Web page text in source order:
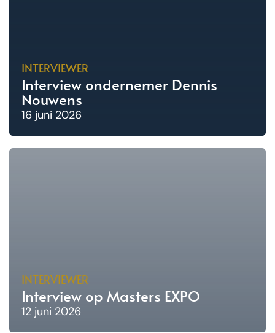
INTERVIEWER
Interview ondernemer Dennis
Nouwens
16 juni 2026
INTERVIEWER
Interview op Masters EXPO
12 juni 2026